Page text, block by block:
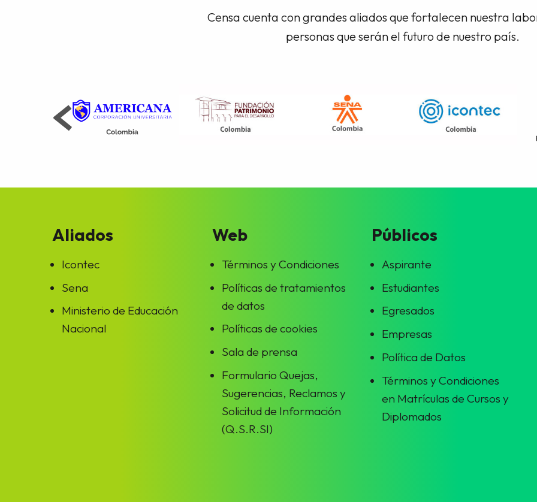
Censa cuenta con grandes aliados que fortalecen nuestra
personas que serán el futuro de nuestro país.
Aliados
Icontec
Sena
Ministerio de Educación
Nacional
Web
Términos y Condiciones
Políticas de tratamientos
de datos
Políticas de cookies
Sala de prensa
Formulario Quejas,
Sugerencias, Reclamos y
Solicitud de Información
(Q.S.R.SI)
Públicos
Aspirante
Estudiantes
Egresados
Empresas
Política de Datos
Términos y Condiciones
en Matrículas de Cursos y
Diplomados